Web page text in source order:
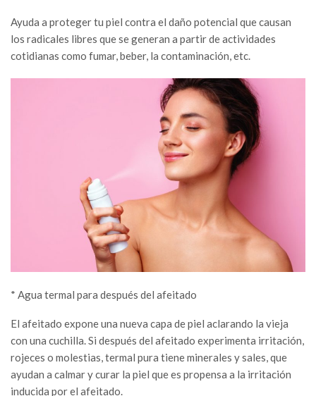
Ayuda a proteger tu piel contra el daño potencial que causan
los radicales libres que se generan a partir de actividades
cotidianas como fumar, beber, la contaminación, etc.
* Agua termal para después del afeitado
El afeitado expone una nueva capa de piel aclarando la vieja
con una cuchilla. Si después del afeitado experimenta irritación,
rojeces o molestias, termal pura tiene minerales y sales, que
ayudan a calmar y curar la piel que es propensa a la irritación
inducida por el afeitado.